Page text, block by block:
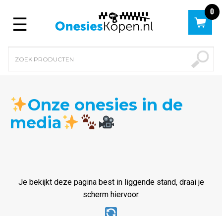
Menu
0
Onze onesies in de
media
Je bekijkt deze pagina best in liggende stand, draai je
scherm hiervoor.